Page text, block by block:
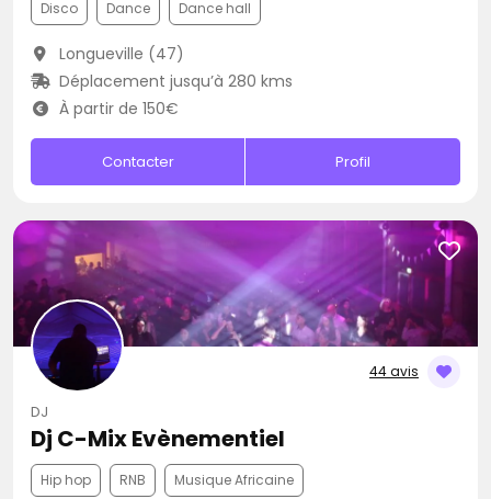
Disco Dance Dance hall
Longueville (47)
Déplacement jusqu’à 280 kms
À partir de 150€
Contacter Profil
44 avis
DJ
Dj C-Mix Evènementiel
Hip hop RNB Musique Africaine